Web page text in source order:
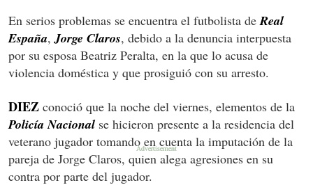
En serios problemas se encuentra el futbolista de Real
España, Jorge Claros, debido a la denuncia interpuesta
por su esposa Beatriz Peralta, en la que lo acusa de
violencia doméstica y que prosiguió con su arresto.
DIEZ conoció que la noche del viernes, elementos de la
Policía Nacional se hicieron presente a la residencia del
veterano jugador tomando en cuenta la imputación de la
pareja de Jorge Claros, quien alega agresiones en su
contra por parte del jugador.